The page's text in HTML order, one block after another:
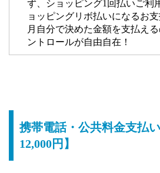
ず、ショッピング1回払いご利
ョッピングリボ払いになるお
月自分で決めた金額を支払え
ントロールが自由自在！
携帯電話・公共料金支払
12,000円】